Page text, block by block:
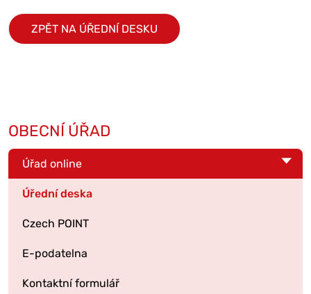
ZPĚT NA ÚŘEDNÍ DESKU
OBECNÍ ÚŘAD
Úřad online
Úřední deska
Czech POINT
E-podatelna
Kontaktní formulář